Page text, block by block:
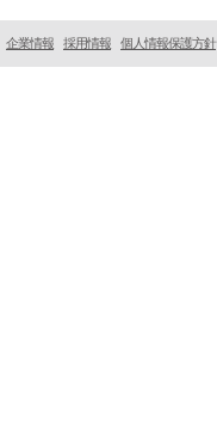
企業情報 採用情報 個人情報保護方針